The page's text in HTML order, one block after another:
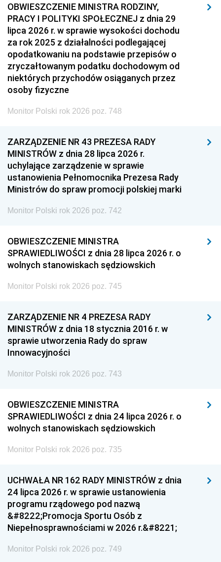
OBWIESZCZENIE MINISTRA RODZINY,
PRACY I POLITYKI SPOŁECZNEJ z dnia 29
lipca 2026 r. w sprawie wysokości dochodu
za rok 2025 z działalności podlegającej
opodatkowaniu na podstawie przepisów o
zryczałtowanym podatku dochodowym od
niektórych przychodów osiąganych przez
osoby fizyczne
Monitor Polski rok 2026 poz. 748
ZARZĄDZENIE NR 43 PREZESA RADY
MINISTRÓW z dnia 28 lipca 2026 r.
uchylające zarządzenie w sprawie
ustanowienia Pełnomocnika Prezesa Rady
Ministrów do spraw promocji polskiej marki
Monitor Polski rok 2026 poz. 742
OBWIESZCZENIE MINISTRA
SPRAWIEDLIWOŚCI z dnia 28 lipca 2026 r. o
wolnych stanowiskach sędziowskich
Monitor Polski rok 2026 poz. 745
ZARZĄDZENIE NR 4 PREZESA RADY
MINISTRÓW z dnia 18 stycznia 2016 r. w
sprawie utworzenia Rady do spraw
Innowacyjności
Monitor Polski rok 2026 poz. 743
OBWIESZCZENIE MINISTRA
SPRAWIEDLIWOŚCI z dnia 24 lipca 2026 r. o
wolnych stanowiskach sędziowskich
Monitor Polski rok 2026 poz. 735
UCHWAŁA NR 162 RADY MINISTRÓW z dnia
24 lipca 2026 r. w sprawie ustanowienia
programu rządowego pod nazwą
&#8222;Promocja Sportu Osób z
Niepełnosprawnościami w 2026 r.&#8221;
Monitor Polski rok 2026 poz. 749